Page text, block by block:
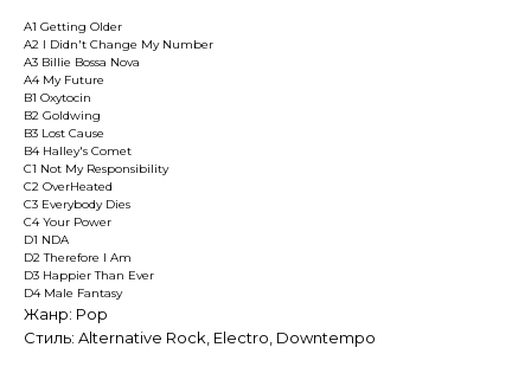
A1 Getting Older
A2 I Didn't Change My Number
A3 Billie Bossa Nova
A4 My Future
B1 Oxytocin
B2 Goldwing
B3 Lost Cause
B4 Halley's Comet
C1 Not My Responsibility
C2 OverHeated
C3 Everybody Dies
C4 Your Power
D1 NDA
D2 Therefore I Am
D3 Happier Than Ever
D4 Male Fantasy
Жанр: Pop
Стиль: Alternative Rock, Electro, Downtempo